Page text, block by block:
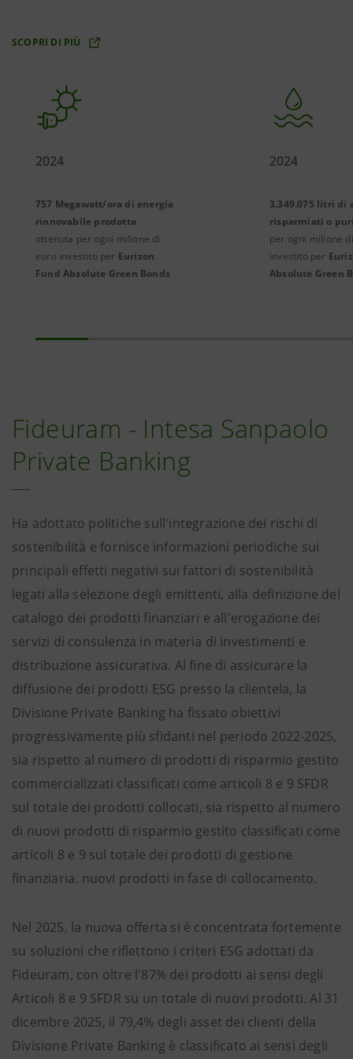
SCOPRI DI PIÙ
2024
757 Megawatt/ora di energia
rinnovabile prodotta
ottenuta per ogni milione di
euro investito per Eurizon
Fund Absolute Green Bonds
2024
3.349.075 litri di
risparmiati o
per ogni milione
investito per
Absolute Green
Fideuram - Intesa Sanpaolo
Private Banking
Ha adottato politiche sull'integrazione dei rischi di
sostenibilità e fornisce informazioni periodiche sui
principali effetti negativi sui fattori di sostenibilità
legati alla selezione degli emittenti, alla definizione del
catalogo dei prodotti finanziari e all'erogazione dei
servizi di consulenza in materia di investimenti e
distribuzione assicurativa. Al fine di assicurare la
diffusione dei prodotti ESG presso la clientela, la
Divisione Private Banking ha fissato obiettivi
progressivamente più sfidanti nel periodo 2022-2025,
sia rispetto al numero di prodotti di risparmio gestito
commercializzati classificati come articoli 8 e 9 SFDR
sul totale dei prodotti collocati, sia rispetto al numero
di nuovi prodotti di risparmio gestito classificati come
articoli 8 e 9 sul totale dei prodotti di gestione
finanziaria. nuovi prodotti in fase di collocamento.
Nel 2025, la nuova offerta si è concentrata fortemente
su soluzioni che riflettono i criteri ESG adottati da
Fideuram, con oltre l'87% dei prodotti ai sensi degli
Articoli 8 e 9 SFDR su un totale di nuovi prodotti. Al 31
dicembre 2025, il 79,4% degli asset dei clienti della
Divisione Private Banking è classificato ai sensi degli